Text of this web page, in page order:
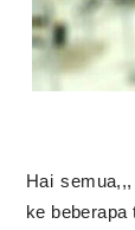
Hai
ke beberapa